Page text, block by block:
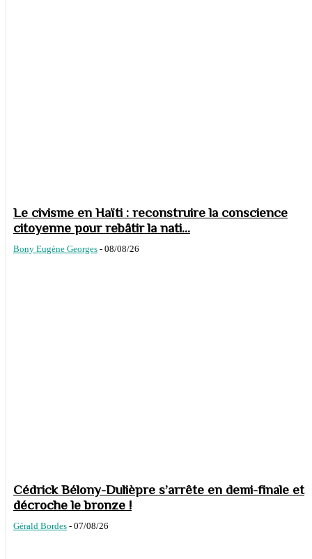
Le civisme en Haïti : reconstruire la conscience
citoyenne pour rebâtir la nati...
Bony Eugène Georges - 08/08/26
Cédrick Bélony-Dulièpre s’arrête en demi-finale et
décroche le bronze !
Gérald Bordes - 07/08/26